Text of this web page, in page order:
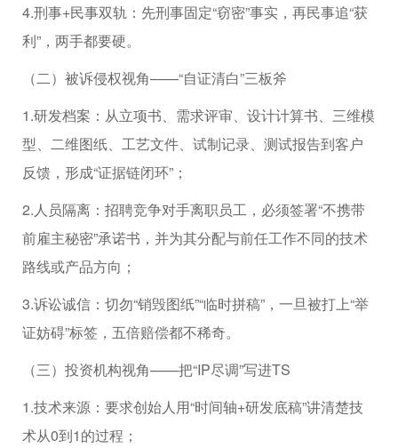
4.刑事+民事双轨：先刑事固定“窃密”事实，再民事追“获
利”，两手都要硬。
（二）被诉侵权视角——“自证清白”三板斧
1.研发档案：从立项书、需求评审、设计计算书、三维模
型、二维图纸、工艺文件、试制记录、测试报告到客户
反馈，形成“证据链闭环”；
2.人员隔离：招聘竞争对手离职员工，必须签署“不携带
前雇主秘密”承诺书，并为其分配与前任工作不同的技术
路线或产品方向；
3.诉讼诚信：切勿“销毁图纸”“临时拼稿”，一旦被打上“举
证妨碍”标签，五倍赔偿都不稀奇。
（三）投资机构视角——把“IP尽调”写进TS
1.技术来源：要求创始人用“时间轴+研发底稿”讲清楚技
术从0到1的过程；